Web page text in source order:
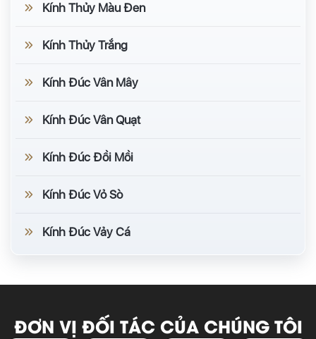
Kính Thủy Màu Đen
Kính Thủy Trắng
Kính Đúc Vân Mây
Kính Đúc Vân Quạt
Kính Đúc Đồi Mồi
Kính Đúc Vỏ Sò
Kính Đúc Vảy Cá
ĐƠN VỊ ĐỐI TÁC CỦA CHÚNG TÔI